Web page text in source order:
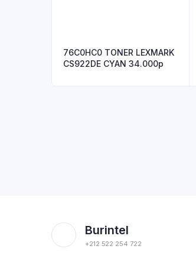
76C0HC0 TONER LEXMARK
CS922DE CYAN 34.000p
Burintel
+212 522 254 722